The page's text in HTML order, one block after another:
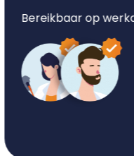
Bereikbaar op